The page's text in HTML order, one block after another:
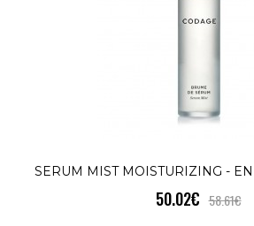
SERUM MIST MOISTURIZING -
POLLUTION
50.02€ 58.61€